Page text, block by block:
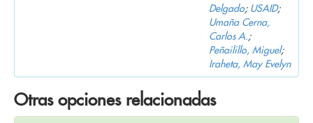
Delgado; USAID;
Umaña Cerna,
Carlos A.;
Peñailillo, Miguel;
Iraheta, May Evelyn
Otras opciones relacionadas